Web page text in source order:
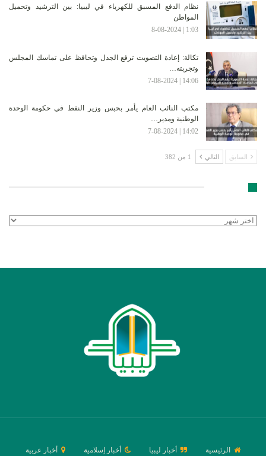
نظام الدفع المسبق للكهرباء في ليبيا: بين الترشيد وتحميل
المواطن
1:03 | 8-08-2024
تكالة: إعادة التصويت ترفع الجدل وتحافظ على تماسك المجلس
وتجربته…
14:06 | 7-08-2024
مكتب النائب العام يأمر بحبس وزير النفط في حكومة الوحدة
الوطنية ومدير…
14:02 | 7-08-2024
السابق التالي 1 من 382
الأرشيف
الرئيسية أخبار ليبيا أخبار إسلامية أخبار عربية